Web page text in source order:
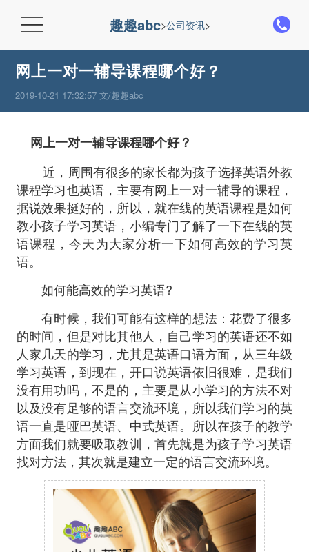
 趣趣abc>公司资讯>
网上一对一辅导课程哪个好？
2019-10-21 17:32:57 文/趣趣abc
网上一对一辅导课程哪个好？
近，周围有很多的家长都为孩子选择英语外教
课程学习也英语，主要有网上一对一辅导的课程，
据说效果挺好的，所以，就在线的英语课程是如何
教小孩子学习英语，小编专门了解了一下在线的英
语课程，今天为大家分析一下如何高效的学习英
语。
如何能高效的学习英语?
有时候，我们可能有这样的想法：花费了很多
的时间，但是对比其他人，自己学习的英语还不如
人家几天的学习，尤其是英语口语方面，从三年级
学习英语，到现在，开口说英语依旧很难，是我们
没有用功吗，不是的，主要是从小学习的方法不对
以及没有足够的语言交流环境，所以我们学习的英
语一直是哑巴英语、中式英语。所以在孩子的教学
方面我们就要吸取教训，首先就是为孩子学习英语
找对方法，其次就是建立一定的语言交流环境。